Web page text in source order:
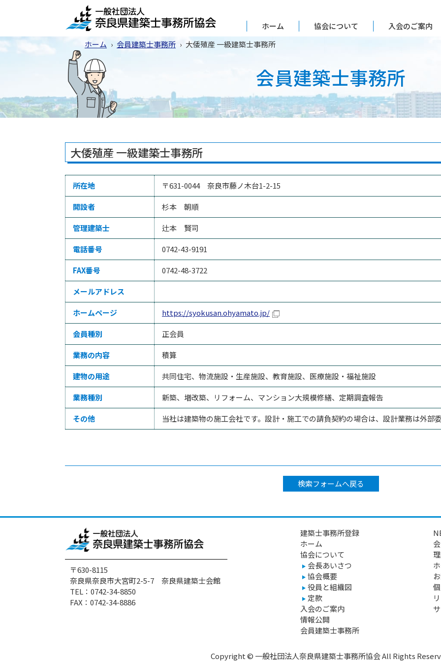
ホーム
協会について 入会のご案内
ホーム › 会員建築士事務所 › 大倭殖産 一級建築士事務所
会員建築士事務所
大倭殖産 一級建築士事務所
所在地 〒631-0044 奈良市藤ノ木台1-2-15
開設者 杉本 朝順
管理建築士 辻本 賢司
電話番号 0742-43-9191
FAX番号 0742-48-3722
メールアドレス
ホームページ https://syokusan.ohyamato.jp/
会員種別 正会員
業務の内容 積算
建物の用途 共同住宅、物流施設・生産施設、教育施設、医療施設・福祉施設
業務種別 新築、増改築、リフォーム、マンション大規模修繕、定期調査報告
その他 当社は建築物の施工会社です。設計・施工での請負契約の場合は、設計業務は外部委
検索フォームへ戻る
〒630-8115
奈良県奈良市大宮町2-5-7 奈良県建築士会館
TEL：0742-34-8850
FAX：0742-34-8886
建築士事務所登録
ホーム
協会について
会長あいさつ
協会概要
役員と組織図
定款
入会のご案内
情報公開
会員建築士事務所
Copyright © 一般社団法人奈良県建築士事務所協会 All Rights